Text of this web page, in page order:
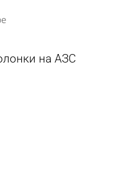
на АЗС